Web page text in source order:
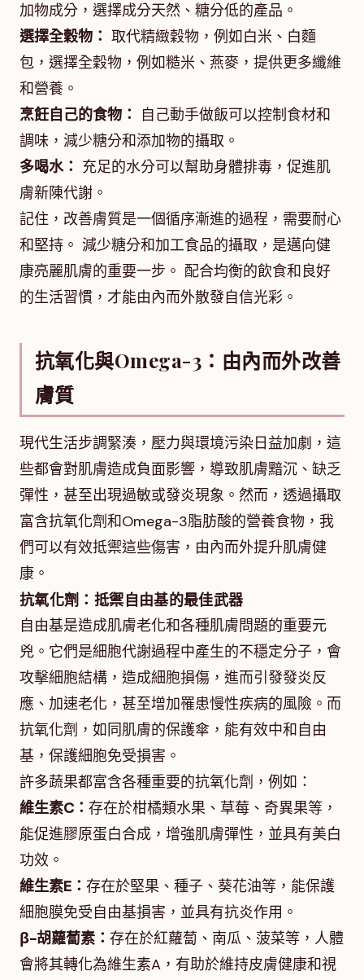
加物成分，選擇成分天然、糖分低的產品。
選擇全穀物： 取代精緻穀物，例如白米、白麵
包，選擇全穀物，例如糙米、燕麥，提供更多纖維
和營養。
烹飪自己的食物：
自己動手做飯可以控制食材和
調味，減少糖分和添加物的攝取。
多喝水： 充足的水分可以幫助身體排毒，促進肌
膚新陳代謝。
記住，改善膚質是一個循序漸進的過程，需要耐心
和堅持。 減少糖分和加工食品的攝取，是邁向健
康亮麗肌膚的重要一步。 配合均衡的飲食和良好
的生活習慣，才能由內而外散發自信光彩。
抗氧化與Omega-3：由內而外改善
膚質
現代生活步調緊湊，壓力與環境污染日益加劇，這
些都會對肌膚造成負面影響，導致肌膚黯沉、缺乏
彈性，甚至出現過敏或發炎現象。然而，透過攝取
富含抗氧化劑和Omega-3脂肪酸的營養食物，我
們可以有效抵禦這些傷害，由內而外提升肌膚健
康。
抗氧化劑：抵禦自由基的最佳武器
自由基是造成肌膚老化和各種肌膚問題的重要元
兇。它們是細胞代謝過程中產生的不穩定分子，會
攻擊細胞結構，造成細胞損傷，進而引發發炎反
應、加速老化，甚至增加罹患慢性疾病的風險。而
抗氧化劑，如同肌膚的保護傘，能有效中和自由
基，保護細胞免受損害。
許多蔬果都富含各種重要的抗氧化劑，例如：
維生素C： 存在於柑橘類水果、草莓、奇異果等，
能促進膠原蛋白合成，增強肌膚彈性，並具有美白
功效。
維生素E： 存在於堅果、種子、葵花油等，能保護
細胞膜免受自由基損害，並具有抗炎作用。
β-胡蘿蔔素： 存在於紅蘿蔔、南瓜、菠菜等，人體
會將其轉化為維生素A，有助於維持皮膚健康和視